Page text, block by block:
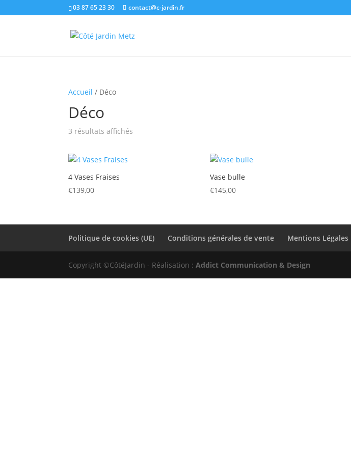
03 87 65 23 30 contact@c-jardin.fr
Accueil / Déco
Déco
3 résultats affichés
4 Vases Fraises
€139,00
Vase bulle
€145,00
Politique de cookies (UE) Conditions générales de vente Mentions Légales
Copyright ©CôtéJardin - Réalisation :Addict Communication & Design